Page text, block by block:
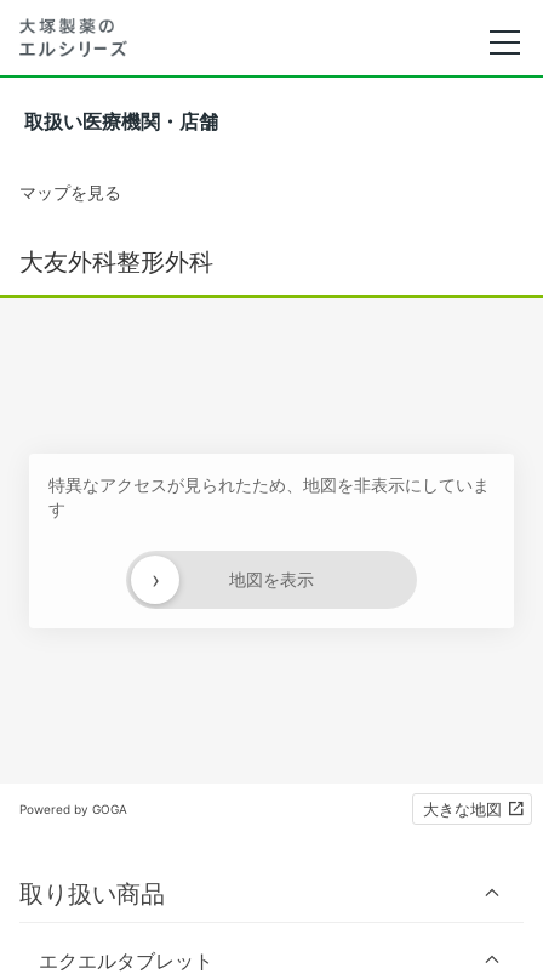
取扱い医療機関・店舗
マップを見る
大友外科整形外科
特異なアクセスが見られたため、地図を非表示にしていま
す
地図を表示
›
Powered by GOGA 大きな地図
取り扱い商品
エクエルタブレット